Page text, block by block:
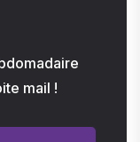
mail !